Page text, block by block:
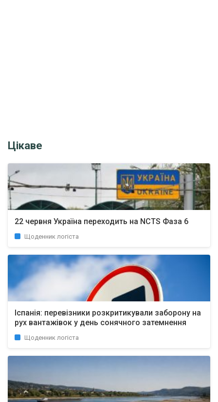
Цікаве
22 червня Україна переходить на NCTS Фаза 6
Щоденник логіста
Іспанія: перевізники розкритикували заборону на
рух вантажівок у день сонячного затемнення
Щоденник логіста